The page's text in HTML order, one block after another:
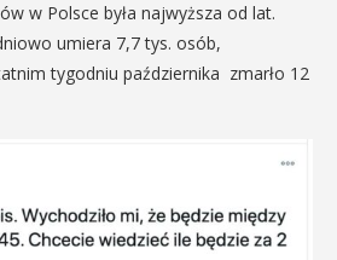
w Polsce była najwyższa od lat.
umiera 7,7 tys. osób,
tygodniu października zmarło 12